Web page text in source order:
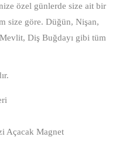
özel günlerde size ait bir
size göre. Düğün, Nişan,
Diş Buğdayı gibi tüm
Açacak Magnet